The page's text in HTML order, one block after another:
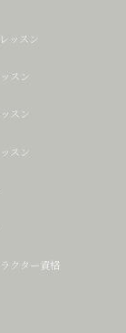
ッスン
スン
スン
スン
クター資格